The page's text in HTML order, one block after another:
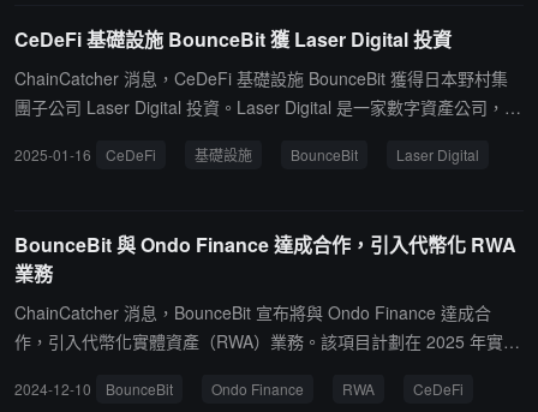
CeDeFi 基礎設施 BounceBit 獲 Laser Digital 投資
ChainCatcher 消息，CeDeFi 基礎設施 BounceBit 獲得日本野村集
團子公司 Laser Digital 投資。Laser Digital 是一家數字資產公司，在
提供可擴展、穩健的機會。
2025-01-16 CeDeFi 基礎設施 BounceBit Laser Digital
BounceBit 與 Ondo Finance 達成合作，引入代幣化 RWA
業務
ChainCatcher 消息，BounceBit 宣布將與 Ondo Finance 達成合
作，引入代幣化實體資產（RWA）業務。該項目計劃在 2025 年實現
合）相結合，打造新型金融範式。
2024-12-10 BounceBit Ondo Finance RWA CeDeFi